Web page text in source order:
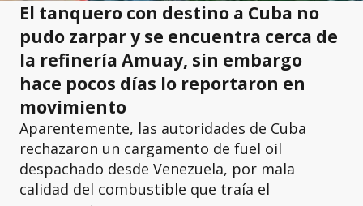
El tanquero con destino a Cuba no
pudo zarpar y se encuentra cerca de
la refinería Amuay, sin embargo
hace pocos días lo reportaron en
movimiento
Aparentemente, las autoridades de Cuba
rechazaron un cargamento de fuel oil
despachado desde Venezuela, por mala
calidad del combustible que traía el